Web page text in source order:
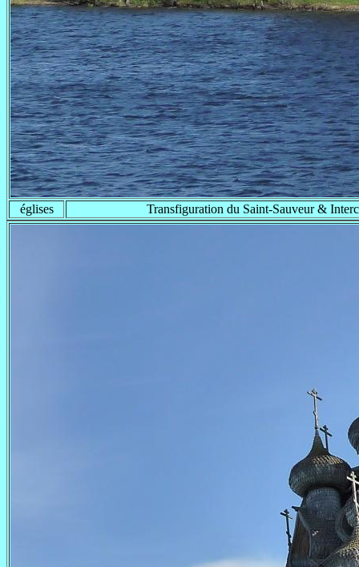
églises Transfiguration du Saint-Sauveur &